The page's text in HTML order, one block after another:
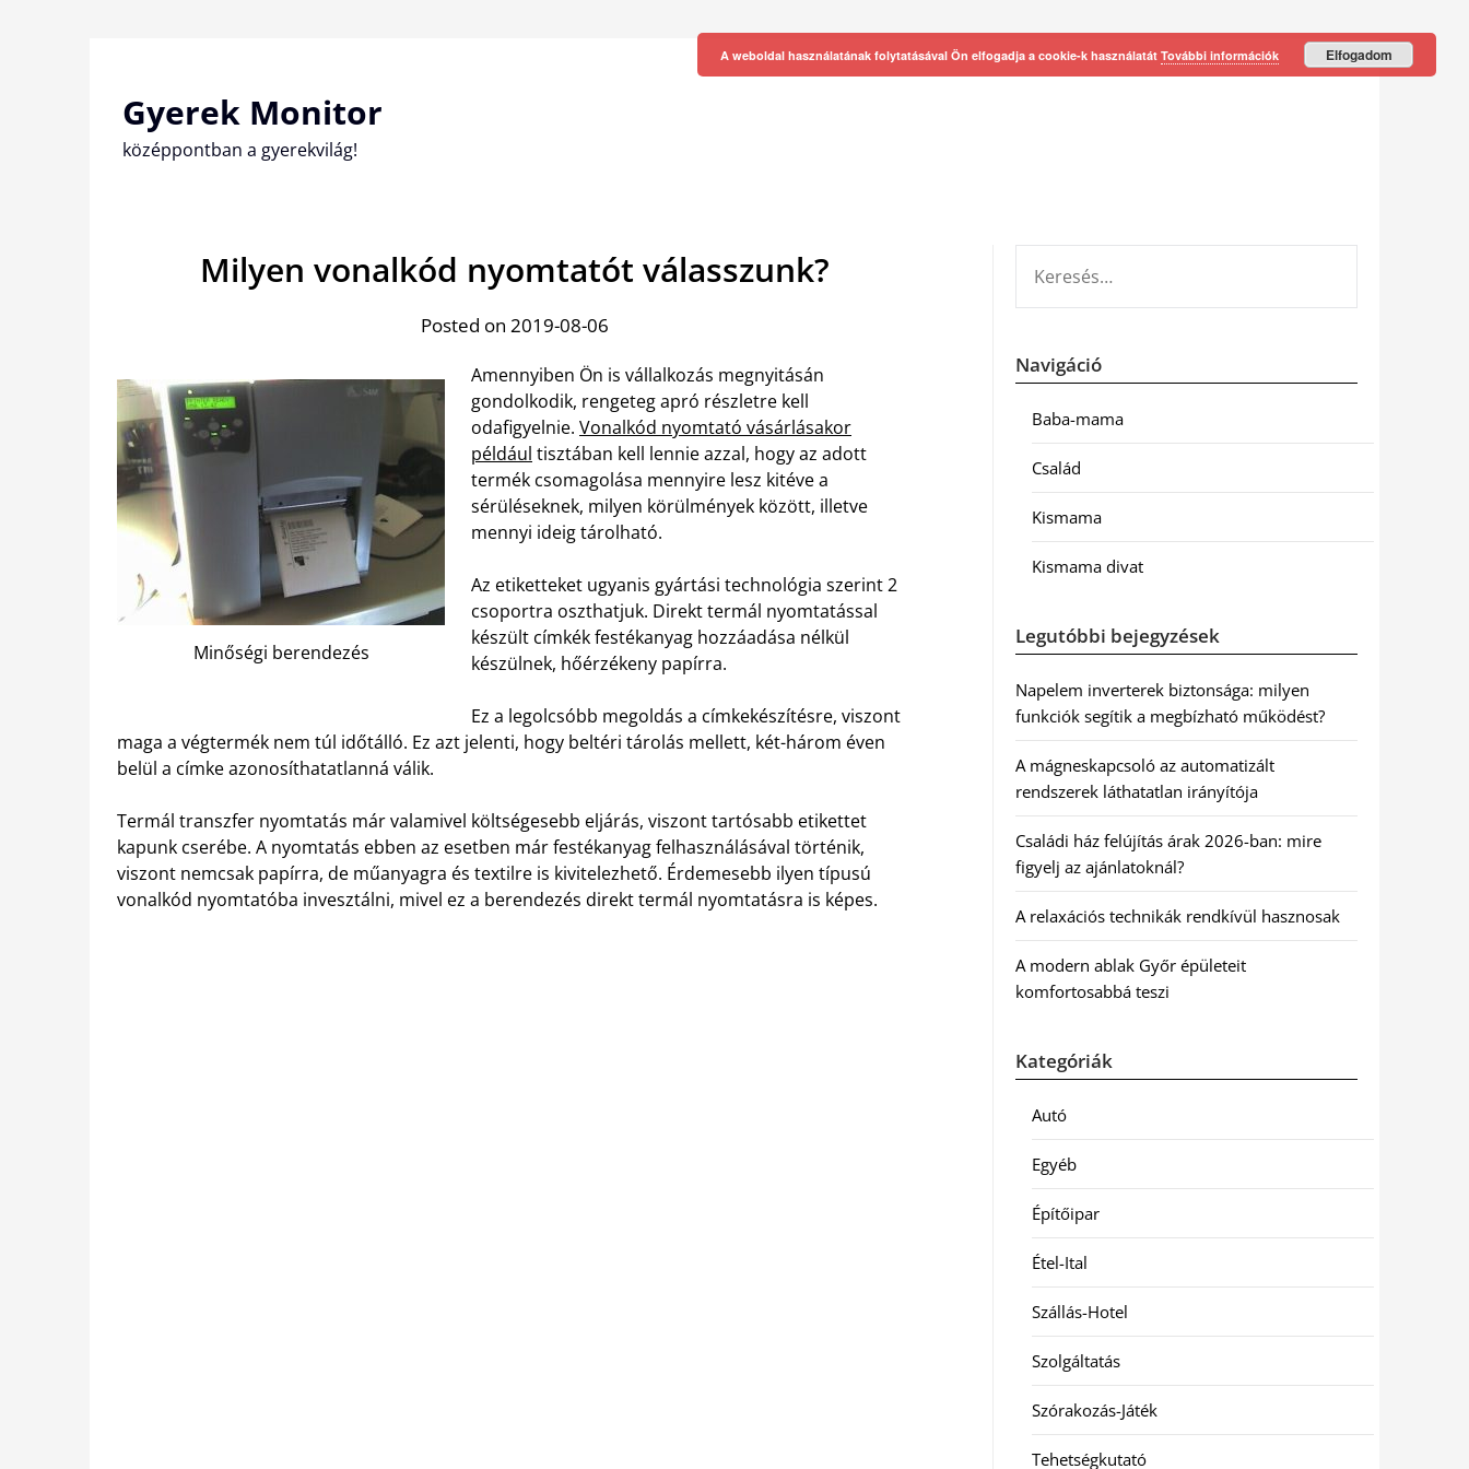
Gyerek Monitor
középpontban a gyerekvilág!
Milyen vonalkód nyomtatót válasszunk?
Posted on 2019-08-06
Minőségi berendezés
Amennyiben Ön is vállalkozás megnyitásán
gondolkodik, rengeteg apró részletre kell
odafigyelnie. Vonalkód nyomtató vásárlásakor
például tisztában kell lennie azzal, hogy az adott
termék csomagolása mennyire lesz kitéve a
sérüléseknek, milyen körülmények között, illetve
mennyi ideig tárolható.
Az etiketteket ugyanis gyártási technológia szerint 2
csoportra oszthatjuk. Direkt termál nyomtatással
készült címkék festékanyag hozzáadása nélkül
készülnek, hőérzékeny papírra.
Ez a legolcsóbb megoldás a címkekészítésre, viszont
maga a végtermék nem túl időtálló. Ez azt jelenti, hogy beltéri tárolás mellett, két-három éven
belül a címke azonosíthatatlanná válik.
Termál transzfer nyomtatás már valamivel költségesebb eljárás, viszont tartósabb etikettet
kapunk cserébe. A nyomtatás ebben az esetben már festékanyag felhasználásával történik,
viszont nemcsak papírra, de műanyagra és textilre is kivitelezhető. Érdemesebb ilyen típusú
vonalkód nyomtatóba invesztálni, mivel ez a berendezés direkt termál nyomtatásra is képes.
Navigáció
Baba-mama
Család
Kismama
Kismama divat
Legutóbbi bejegyzések
Napelem inverterek biztonsága: milyen
funkciók segítik a megbízható működést?
A mágneskapcsoló az automatizált
rendszerek láthatatlan irányítója
Családi ház felújítás árak 2026-ban: mire
figyelj az ajánlatoknál?
A relaxációs technikák rendkívül hasznosak
A modern ablak Győr épületeit
komfortosabbá teszi
Kategóriák
Autó
Egyéb
Építőipar
Étel-Ital
Szállás-Hotel
Szolgáltatás
Szórakozás-Játék
Tehetségkutató
A weboldal használatának folytatásával Ön elfogadja a cookie-k használatát További információk Elfogadom